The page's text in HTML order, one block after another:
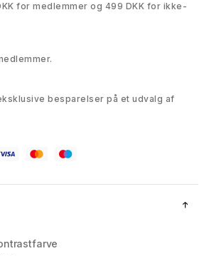
for medlemmer og 499 DKK for ikke-
besparelser på et udvalg af